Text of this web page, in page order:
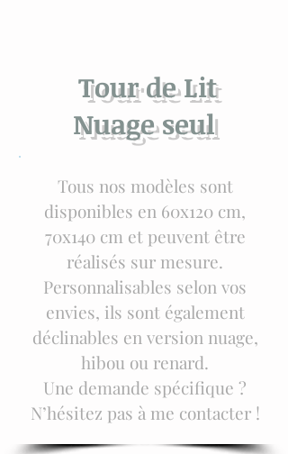
Tour de Lit
Nuage seul
Tous nos modèles sont
disponibles en 60x120 cm,
70x140 cm et peuvent être
réalisés sur mesure.
Personnalisables selon vos
envies, ils sont également
déclinables en version nuage,
hibou ou renard.
Une demande spécifique ?
N’hésitez pas à me contacter !